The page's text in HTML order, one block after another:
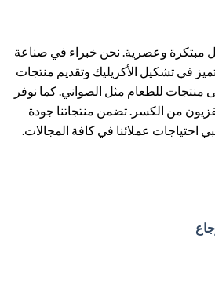
مبتكرة وعصرية. نحن خبراء في صناعة
في تشكيل الأكريليك وتقديم منتجات
منتجات للطعام مثل الصواني. كما نوفر
من الكسر. تضمن منتجاتنا جودة
احتياجات عملائنا في كافة المجالات.